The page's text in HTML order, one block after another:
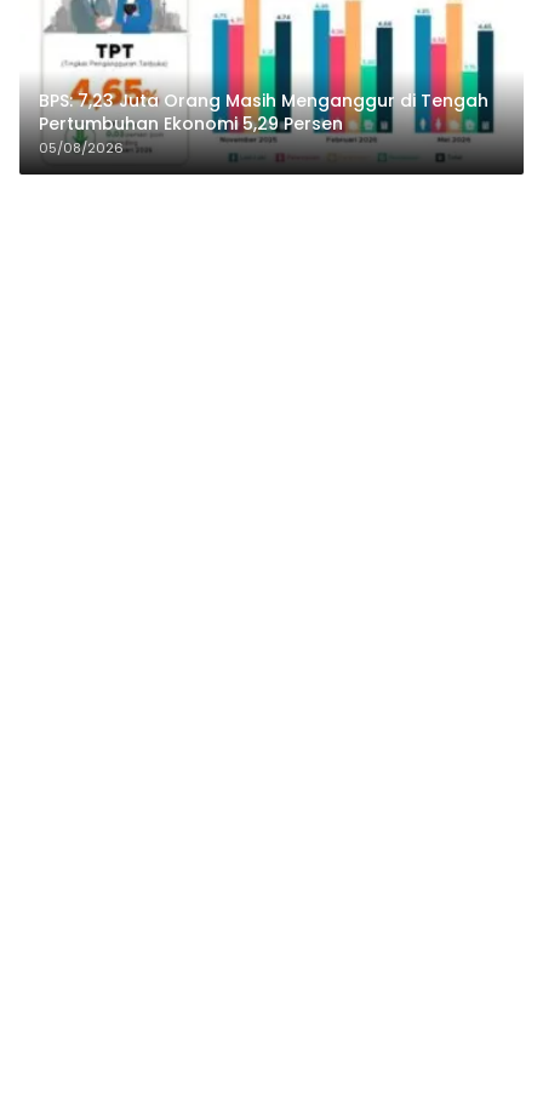
BPS: 7,23 Juta Orang Masih Menganggur di Tengah
Pertumbuhan Ekonomi 5,29 Persen
05/08/2026